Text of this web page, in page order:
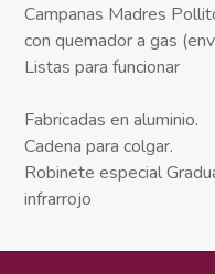
Campanas Madres
con quemador a gas
Listas para funcionar
Fabricadas en aluminio.
Cadena para colgar.
Robinete especial
infrarrojo